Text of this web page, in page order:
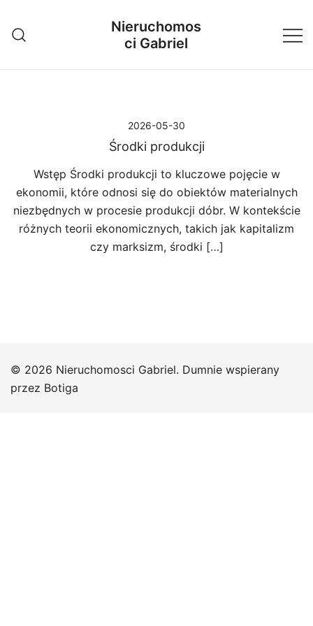
treści
Nieruchomos
ci Gabriel
2026-05-30
Środki produkcji
Wstęp Środki produkcji to kluczowe pojęcie w
ekonomii, które odnosi się do obiektów materialnych
niezbędnych w procesie produkcji dóbr. W kontekście
różnych teorii ekonomicznych, takich jak kapitalizm
czy marksizm, środki […]
© 2026 Nieruchomosci Gabriel. Dumnie wspierany
przez Botiga